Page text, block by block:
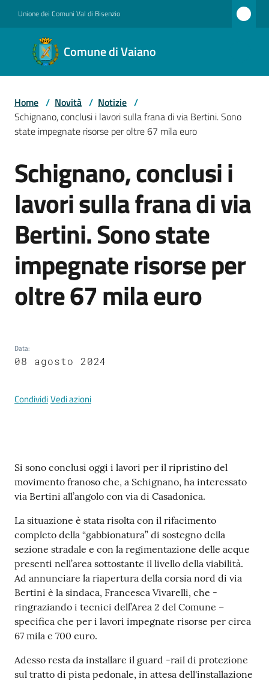
Unione dei Comuni Val di Bisenzio
Comune di Vaiano
Comune
di
Vaiano
Amministrazione
Novità
Servizi
Documenti
e
dati
Argomenti
su
Home / Novità / Notizie /
Schignano, conclusi i lavori sulla frana di via Bertini. Sono
state impegnate risorse per oltre 67 mila euro
Salta al contenuto
Schignano, conclusi i
lavori sulla frana di via
Bertini. Sono state
impegnate risorse per
oltre 67 mila euro
Data:
08 agosto 2024
CondividiVedi azioni
Contenuto
Si sono conclusi oggi i lavori per il ripristino del
movimento franoso che, a Schignano, ha interessato
via Bertini all’angolo con via di Casadonica.
La situazione è stata risolta con il rifacimento
completo della “gabbionatura” di sostegno della
sezione stradale e con la regimentazione delle acque
presenti nell’area sottostante il livello della viabilità.
Ad annunciare la riapertura della corsia nord di via
Bertini è la sindaca, Francesca Vivarelli, che -
ringraziando i tecnici dell’Area 2 del Comune –
specifica che per i lavori impegnate risorse per circa
67 mila e 700 euro.
Adesso resta da installare il guard -rail di protezione
sul tratto di pista pedonale, in attesa dell'installazione